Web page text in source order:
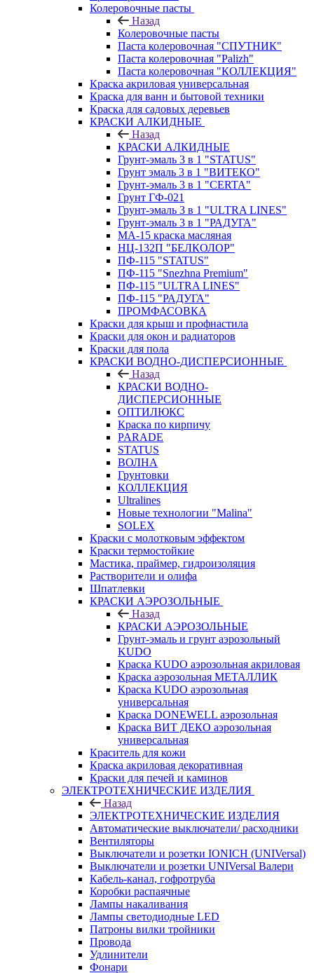
Колеровочные пасты
Назад
Колеровочные пасты
Паста колеровочная "СПУТНИК"
Паста колеровочная "Palizh"
Паста колеровочная "КОЛЛЕКЦИЯ"
Краска акриловая универсальная
Краска для ванн и бытовой техники
Краска для садовых деревьев
КРАСКИ АЛКИДНЫЕ
Назад
КРАСКИ АЛКИДНЫЕ
Грунт-эмаль 3 в 1 "STATUS"
Грунт эмаль 3 в 1 "ВИТЕКО"
Грунт-эмаль 3 в 1 "CERTA"
Грунт ГФ-021
Грунт-эмаль 3 в 1 "ULTRA LINES"
Грунт-эмаль 3 в 1 "РАДУГА"
МА-15 краска масляная
НЦ-132П "БЕЛКОЛОР"
ПФ-115 "STATUS"
ПФ-115 "Snezhna Premium"
ПФ-115 "ULTRA LINES"
ПФ-115 "РАДУГА"
ПРОМФАСОВКА
Краски для крыш и профнастила
Краски для окон и радиаторов
Краски для пола
КРАСКИ ВОДНО-ДИСПЕРСИОННЫЕ
Назад
КРАСКИ ВОДНО-
ДИСПЕРСИОННЫЕ
ОПТИЛЮКС
Краска по кирпичу
PARADE
STATUS
ВОЛНА
Грунтовки
КОЛЛЕКЦИЯ
Ultralines
Новые технологии "Malina"
SOLEX
Краски с молотковым эффектом
Краски термостойкие
Мастика, праймер, гидроизоляция
Растворители и олифа
Шпатлевки
КРАСКИ АЭРОЗОЛЬНЫЕ
Назад
КРАСКИ АЭРОЗОЛЬНЫЕ
Грунт-эмаль и грунт аэрозольный
KUDO
Краска KUDO аэрозольная акриловая
Краска аэрозольная МЕТАЛЛИК
Краска KUDO аэрозольная
универсальная
Краска DONEWELL аэрозольная
Краска ВИТ ДЕКО аэрозольная
универсальная
Краситель для кожи
Краска акриловая декоративная
Краски для печей и каминов
ЭЛЕКТРОТЕХНИЧЕСКИЕ ИЗДЕЛИЯ
Назад
ЭЛЕКТРОТЕХНИЧЕСКИЕ ИЗДЕЛИЯ
Автоматические выключатели/ расходники
Вентиляторы
Выключатели и розетки IONICH (UNIVersal)
Выключатели и розетки UNIVersal Валери
Кабель-канал, гофротруба
Коробки распаячные
Лампы накаливания
Лампы светодиодные LED
Патроны вилки тройники
Провода
Удлинители
Фонари